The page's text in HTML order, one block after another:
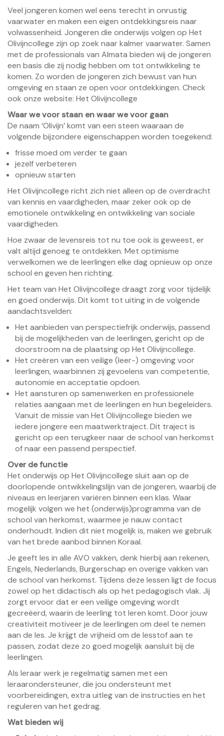
Veel jongeren komen wel eens terecht in onrustig
vaarwater en maken een eigen ontdekkingsreis naar
volwassenheid. Jongeren die onderwijs volgen op Het
Olivijncollege zijn op zoek naar kalmer vaarwater. Samen
met de professionals van Almata bieden wij de jongeren
een basis die zij nodig hebben om tot ontwikkeling te
komen. Zo worden de jongeren zich bewust van hun
omgeving en staan ze open voor ontdekkingen. Check
ook onze website: Het Olivijncollege
Waar we voor staan enwaar we voor gaan
De naam ‘Olivijn’ komt van een steen waaraan de
volgende bijzondere eigenschappen worden toegekend:
frisse moed om verder te gaan
jezelf verbeteren
opnieuw starten
Het Olivijncollege richt zich niet alleen op de overdracht
van kennis en vaardigheden, maar zeker ook op de
emotionele ontwikkeling en ontwikkeling van sociale
vaardigheden.
Hoe zwaar de levensreis tot nu toe ook is geweest, er
valt altijd genoeg te ontdekken. Met optimisme
verwelkomen we de leerlingen elke dag opnieuw op onze
school en geven hen richting.
Het team van Het Olivijncollege draagt zorg voor tijdelijk
en goed onderwijs. Dit komt tot uiting in de volgende
aandachtsvelden:
Het aanbieden van perspectiefrijk onderwijs, passend
bij de mogelijkheden van de leerlingen, gericht op de
doorstroom na de plaatsing op Het Olivijncollege.
Het creëren van een veilige (leer-) omgeving voor
leerlingen, waarbinnen zij gevoelens van competentie,
autonomie en acceptatie opdoen.
Het aansturen op samenwerken en professionele
relaties aangaan met de leerlingen en hun begeleiders.
Vanuit de missie van Het Olivijncollege bieden we
iedere jongere een maatwerktraject. Dit traject is
gericht op een terugkeer naar de school van herkomst
of naar een passend perspectief.
Over de functie
Het onderwijs op Het Olivijncollege sluit aan op de
doorlopende ontwikkelingslijn van de jongeren, waarbij de
niveaus en leerjaren variëren binnen een klas. Waar
mogelijk volgen we het (onderwijs)programma van de
school van herkomst, waarmee je nauw contact
onderhoudt. Indien dit niet mogelijk is, maken we gebruik
van het brede aanbod binnen Koraal.
Je geeft les in alle AVO vakken, denk hierbij aan rekenen,
Engels, Nederlands, Burgerschap en overige vakken van
de school van herkomst. Tijdens deze lessen ligt de focus
zowel op het didactisch als op het pedagogisch vlak. Jij
zorgt ervoor dat er een veilige omgeving wordt
gecreëerd, waarin de leerling tot leren komt. Door jouw
creativiteit motiveer je de leerlingen om deel te nemen
aan de les. Je krijgt de vrijheid om de lesstof aan te
passen, zodat deze zo goed mogelijk aansluit bij de
leerlingen.
Als leraar werk je regelmatig samen met een
leraarondersteuner, die jou ondersteunt met
voorbereidingen, extra uitleg van de instructies en het
reguleren van het gedrag.
Wat bieden wij